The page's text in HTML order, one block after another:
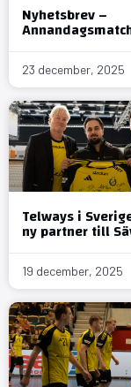
Nyhetsbrev –
23 december, 2025
Telways i
ny partner till
19 december, 2025